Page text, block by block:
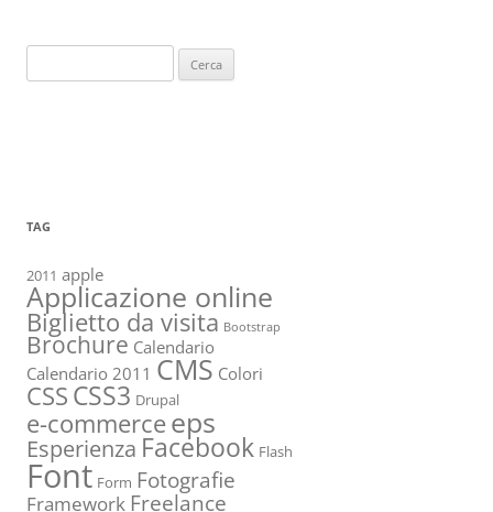
per:
TAG
2011 apple
Applicazione online
Biglietto da visita Bootstrap
Brochure Calendario
Calendario 2011 CMS Colori
CSSCSS3 Drupal
e-commerceeps
Esperienza Facebook Flash
Font Form Fotografie
Framework Freelance